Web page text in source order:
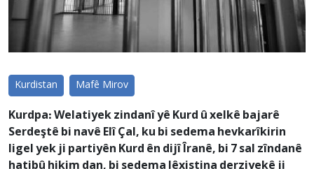
Kurdistan Mafê Mirov
Kurdpa: Welatiyek zindanî yê Kurd û xelkê bajarê
Serdeştê bi navê Elî Çal, ku bi sedema hevkarîkirin
ligel yek ji partiyên Kurd ên dijî Îranê, bi 7 sal zîndanê
hatibû hikim dan, bi sedema lêxistina derziyekê ji